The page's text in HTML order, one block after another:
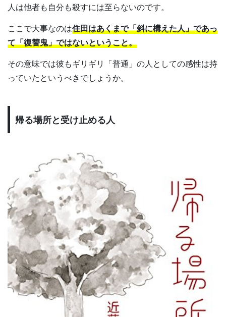
人は他者も自分も殺すには至らないのです。
ここで大事なのは住田はあくまで「斜に構えた人」であっ
て「復讐鬼」ではないということ。
その意味では彼もギリギリ「普通」の人としての感性は持
っていたというべきでしょうか。
帰る場所と受け止める人